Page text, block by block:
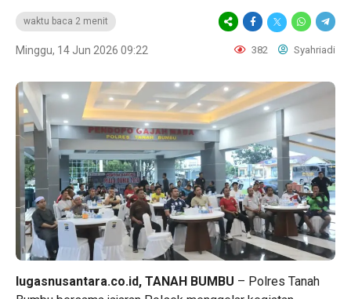
waktu baca 2 menit
Minggu, 14 Jun 2026 09:22 382 Syahriadi
lugasnusantara.co.id, TANAH BUMBU – Polres Tanah